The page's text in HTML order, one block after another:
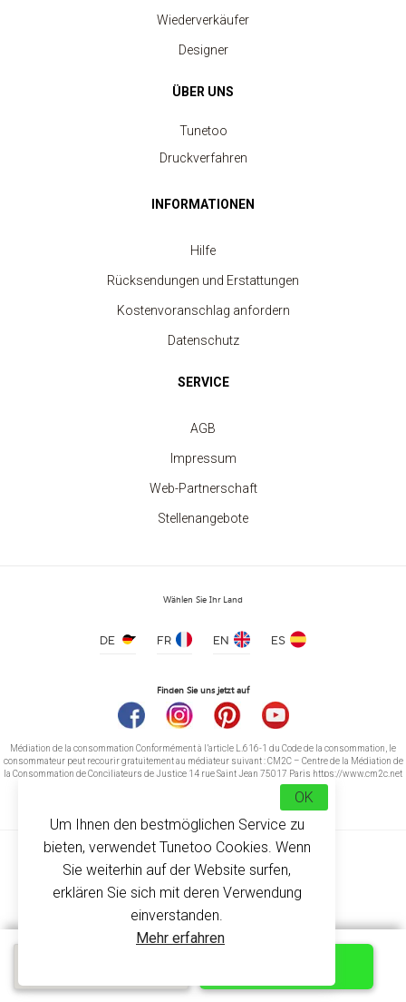
Beanie-Mütze mit Umschlag Heritage
ab 3.20 €
Wiederverkäufer
Designer
ÜBER UNS
Tunetoo
Druckverfahren
INFORMATIONEN
Hilfe
Rücksendungen und Erstattungen
Kostenvoranschlag anfordern
Datenschutz
SERVICE
AGB
Impressum
Web-Partnerschaft
Stellenangebote
Wählen Sie Ihr Land
DE FR EN ES
Finden Sie uns jetzt auf
Médiation de la consommation Conformément à l’article L.616-1 du Code de la consommation, le
consommateur peut recourir gratuitement au médiateur suivant : CM2C – Centre de la Médiation de
la Consommation de Conciliateurs de Justice 14 rue Saint Jean 75017 Paris https://www.cm2c.net
© Copyright 2026
Um Ihnen den bestmöglichen Service zu
bieten, verwendet Tunetoo Cookies. Wenn
Sie weiterhin auf der Website surfen,
erklären Sie sich mit deren Verwendung
einverstanden.
Mehr erfahren
OK